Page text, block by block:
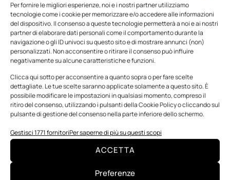
Per fornire le migliori esperienze, noi e i nostri partner utilizziamo
tecnologie come i cookie per memorizzare e/o accedere alle informazioni
del dispositivo. Il consenso a queste tecnologie permetterà a noi e ai nostri
partner di elaborare dati personali come il comportamento durante la
navigazione o gli ID univoci su questo sito e di mostrare annunci (non)
personalizzati. Non acconsentire o ritirare il consenso può influire
negativamente su alcune caratteristiche e funzioni.
Clicca qui sotto per acconsentire a quanto sopra o per fare scelte
dettagliate. Le tue scelte saranno applicate solamente a questo sito. È
possibile modificare le impostazioni in qualsiasi momento, compreso il
ritiro del consenso, utilizzando i pulsanti della Cookie Policy o cliccando sul
pulsante di gestione del consenso nella parte inferiore dello schermo.
Gestisci 1771 fornitoriPer saperne di più su questi scopi
ACCETTA
Preferenze
n.5 - Giugno 2026 n.4 - Maggio 2026
Edicola Web
Notizie da Meccanicanews
I nanonastri di grafene come potenziali sensori per i
Una nuova mano robotica passa da una pinza all’altra
O-Ring, tecnica e applicazioni